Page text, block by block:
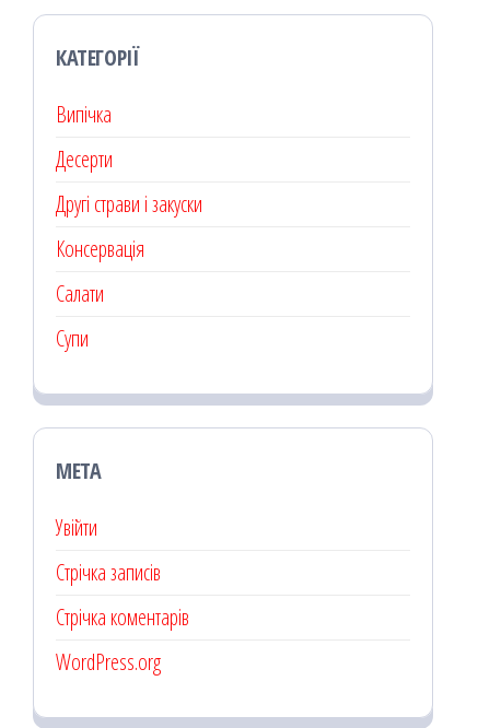
КАТЕГОРІЇ
Випічка
Десерти
Другі страви і закуски
Консервація
Салати
Супи
МЕТА
Увійти
Стрічка записів
Стрічка коментарів
WordPress.org